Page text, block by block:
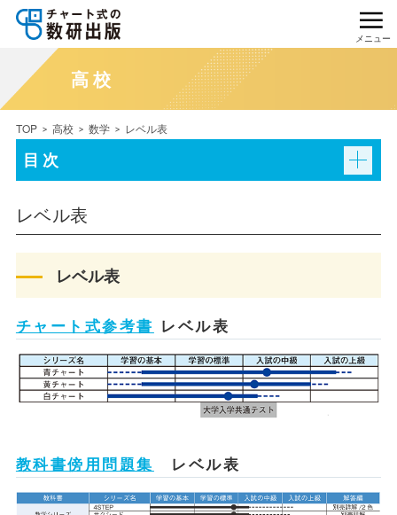
メニュー
高校
TOP 高校 数学 レベル表
レベル表
レベル表
チャート式参考書 レベル表
教科書傍用問題集 レベル表
目次